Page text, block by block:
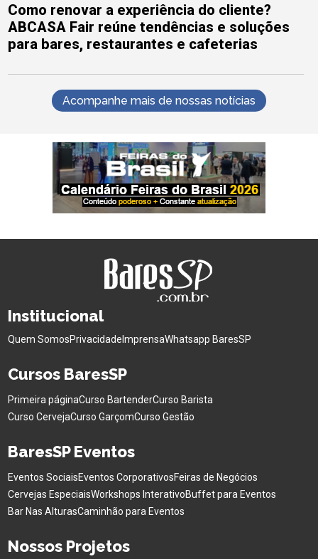
Como renovar a experiência do cliente?
ABCASA Fair reúne tendências e soluções
para bares, restaurantes e cafeterias
Acompanhe mais de nossas notícias
Institucional
Quem SomosPrivacidade ImprensaWhatsapp BaresSP
Cursos BaresSP
Primeira páginaCurso BartenderCurso Barista
Curso CervejaCurso GarçomCurso Gestão
BaresSP Eventos
Eventos SociaisEventos CorporativosFeiras de Negócios
Cervejas EspeciaisWorkshops InterativoBuffet para Eventos
Bar Nas AlturasCaminhão para Eventos
Nossos Projetos